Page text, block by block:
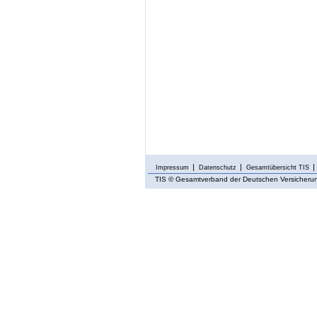
Impressum Datenschutz Gesamtübersicht TIS
TIS © Gesamtverband der Deutschen